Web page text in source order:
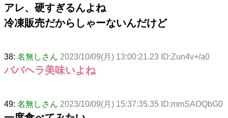
アレ、硬すぎるんよね
冷凍販売だからしゃーないんだけど
38: 名無しさん 2023/10/09(月) 13:00:21.23 ID:Zun4v+/a0
ババヘラ美味いよね
49: 名無しさん 2023/10/09(月) 15:37:35.35 ID:mmSAOQbG0